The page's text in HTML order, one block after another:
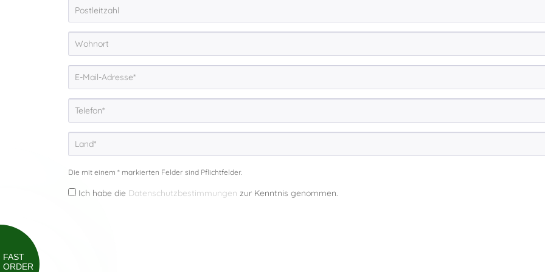
FAST
ORDER
Die mit einem * markierten Felder sind Pflichtfelder.
Ich habe die Datenschutzbestimmungen zur Kenntnis genommen.